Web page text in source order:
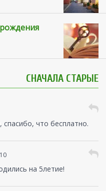
СНАЧАЛА СТАРЫЕ
что бесплатно.
на 5летие!